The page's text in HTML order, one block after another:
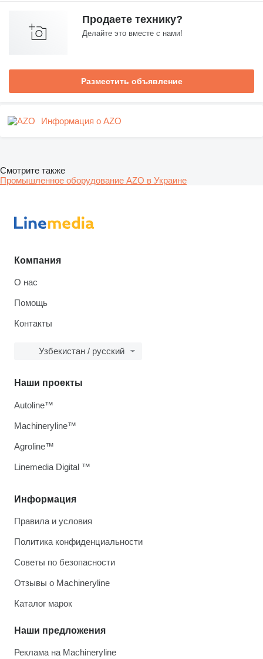
Продаете технику?
Делайте это вместе с нами!
Разместить объявление
Информация о AZO
Смотрите также
Промышленное оборудование AZO в Украине
Компания
О нас
Помощь
Контакты
Узбекистан / русский
Информация
Правила и условия
Политика конфиденциальности
Советы по безопасности
Отзывы о Machineryline
Каталог марок
Наши предложения
Реклама на Machineryline
Наши проекты
Autoline™
Machineryline™
Agroline™
Linemedia Digital ™